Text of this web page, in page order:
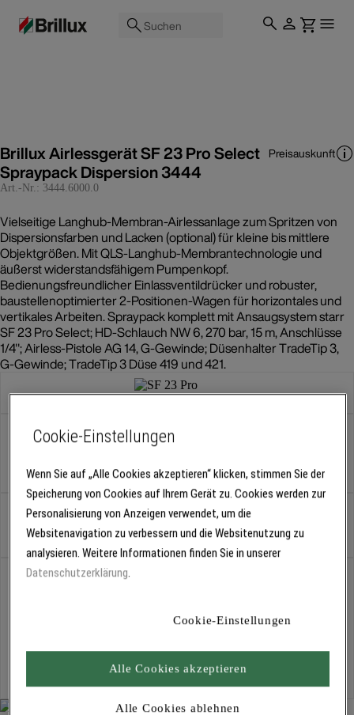
Suchen
Brillux Airlessgerät SF 23 Pro Select
Spraypack Dispersion 3444
Art.-Nr.: 3444.6000.0
Preisauskunft
Vielseitige Langhub-Membran-Airlessanlage zum Spritzen von
Dispersionsfarben und Lacken (optional) für kleine bis mittlere
Objektgrößen. Mit QLS-Langhub-Membrantechnologie und
äußerst widerstandsfähigem Pumpenkopf.
Bedienungsfreundlicher Einlassventildrücker und robuster,
baustellenoptimierter 2-Positionen-Wagen für horizontales und
vertikales Arbeiten. Spraypack komplett mit Ansaugsystem starr
SF 23 Pro Select; HD-Schlauch NW 6, 270 bar, 15 m, Anschlüsse
1/4"; Airless-Pistole AG 14, G-Gewinde; Düsenhalter TradeTip 3,
G-Gewinde; TradeTip 3 Düse 419 und 421.
Variante:Airless-Spraypack-Dispersion
Stück
Abholung
Kostenlose Lieferung
Für Lieferzeiten bitte anmelden
Cookie-Einstellungen
Wenn Sie auf „Alle Cookies akzeptieren“ klicken, stimmen Sie der
Speicherung von Cookies auf Ihrem Gerät zu. Cookies werden zur
Personalisierung von Anzeigen verwendet, um die
Websitenavigation zu verbessern und die Websitenutzung zu
analysieren. Weitere Informationen finden Sie in unserer
Datenschutzerklärung.
Cookie-Einstellungen
Alle Cookies ablehnen
Alle Cookies akzeptieren